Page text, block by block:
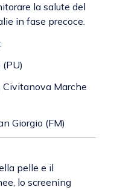
la salute del
in fase precoce.
(PU)
Civitanova Marche
Giorgio (FM)
pelle e il
lo screening